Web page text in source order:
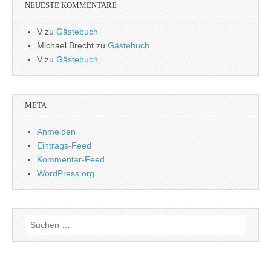
NEUESTE KOMMENTARE
V zu Gästebuch
Michael Brecht zu Gästebuch
Vzu Gästebuch
META
Anmelden
Eintrags-Feed
Kommentar-Feed
WordPress.org
Suchen
nach: